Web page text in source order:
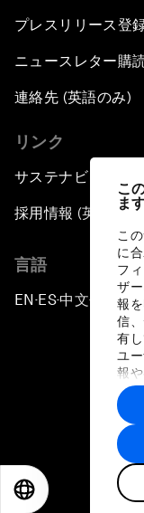
こ
ま
こ
に
フ
ザ
報
信
有
ユ
報
に
ト
す。
プレスリリース登
ニュースレター購
連絡先 (英語のみ)
リンク
サステナビリティ
採用情報 (英語のみ)
言語
EN ▪ES▪中文▪ 日本語
プライ
©